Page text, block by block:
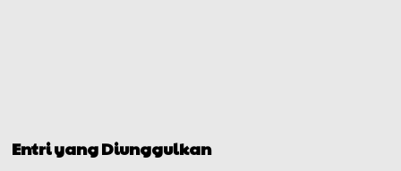
Entri yang Diunggulkan